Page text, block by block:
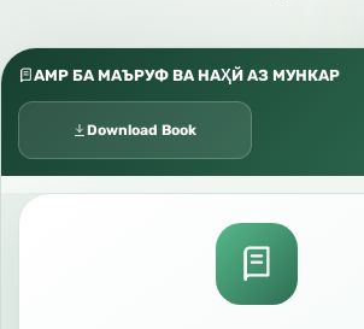
АМР БА МАЪРУФ ВА НАҲЙ АЗ МУНКАР
Download Book